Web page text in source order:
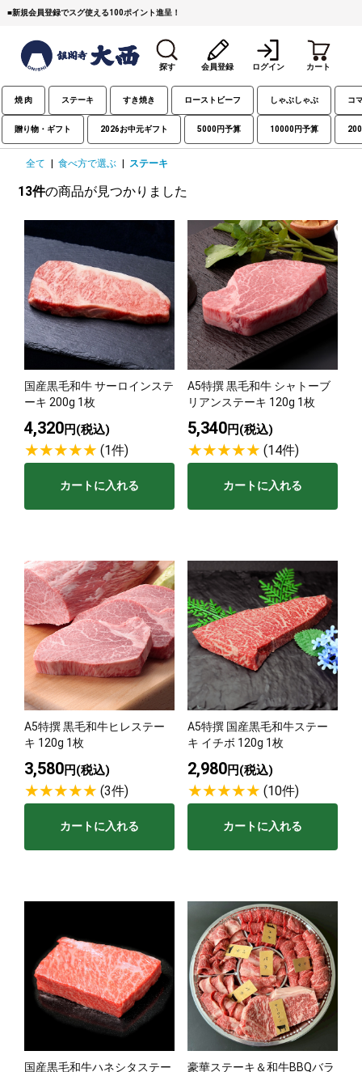
■新規会員登録でスグ使える100ポイント進呈！
探す
すき焼き 焼 肉 ステーキ
しゃぶしゃぶ コマ切れミンチ ローストビーフ
焼豚など（豚肉の加工
品）
牛丼など（牛肉の加工
品）
カレー・コロッケ・ハン
バーグ
タレ類 村沢牛
サステナブル・和牛
（熟）
贈り物・ギフト
会員登録 ログイン カート
焼 肉 ステーキ すき焼き ローストビーフ しゃぶしゃぶ コ
贈り物・ギフト 2026お中元ギフト 5000円予算 10000円予算
全て | 食べ方で選ぶ | ステーキ
13件の商品が見つかりました
国産黒毛和牛 サーロインステ
ーキ 200g 1枚
4,320円(税込)
(1件)
カートに入れる
A5特撰 黒毛和牛 シャトーブ
リアンステーキ 120g 1枚
5,340円(税込)
(14件)
カートに入れる
A5特撰 黒毛和牛ヒレステー
キ 120g 1枚
3,580円(税込)
(3件)
カートに入れる
A5特撰 国産黒毛和牛ステー
キ イチボ 120g 1枚
2,980円(税込)
(10件)
カートに入れる
国産黒毛和牛ハネシタステー
豪華ステーキ＆和牛BBQバラ